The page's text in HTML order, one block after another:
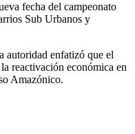
fecha del campeonato
Sub Urbanos y
autoridad enfatizó que el
reactivación económica en
Amazónico.